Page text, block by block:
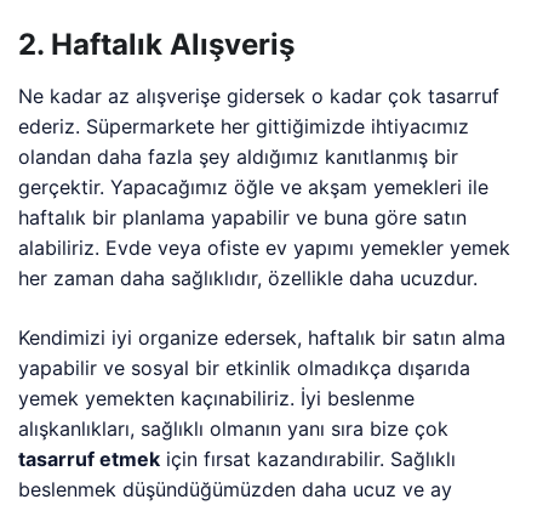
2. Haftalık Alışveriş
Ne kadar az alışverişe gidersek o kadar çok tasarruf
ederiz. Süpermarkete her gittiğimizde ihtiyacımız
olandan daha fazla şey aldığımız kanıtlanmış bir
gerçektir. Yapacağımız öğle ve akşam yemekleri ile
haftalık bir planlama yapabilir ve buna göre satın
alabiliriz. Evde veya ofiste ev yapımı yemekler yemek
her zaman daha sağlıklıdır, özellikle daha ucuzdur.
Kendimizi iyi organize edersek, haftalık bir satın alma
yapabilir ve sosyal bir etkinlik olmadıkça dışarıda
yemek yemekten kaçınabiliriz. İyi beslenme
alışkanlıkları, sağlıklı olmanın yanı sıra bize çok
tasarruf etmek için fırsat kazandırabilir. Sağlıklı
beslenmek düşündüğümüzden daha ucuz ve ay